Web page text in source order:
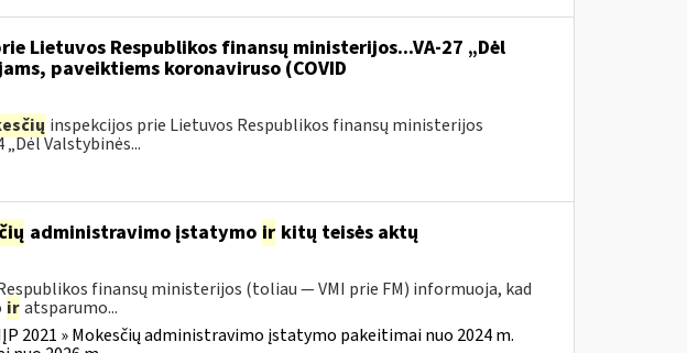
Lietuvos Respublikos finansų ministerijos...VA-27 „Dėl
paveiktiems koronaviruso (COVID
inspekcijos prie Lietuvos Respublikos finansų ministerijos
„Dėl Valstybinės...
administravimo įstatymo irkitų teisės aktų
finansų ministerijos (toliau — VMI prie FM) informuoja, kad
ir atsparumo...
2021 » Mokesčių administravimo įstatymo pakeitimai nuo 2024 m.